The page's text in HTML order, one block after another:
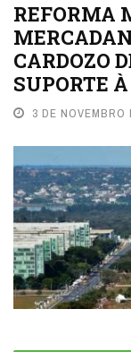
REFORMA
CARDOZO
SUPORTE
3 DE NOVEMBRO